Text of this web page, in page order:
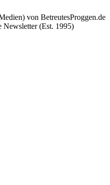
von BetreutesProggen.de
Newsletter (Est. 1995)